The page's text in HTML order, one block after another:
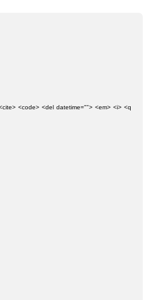
<code> <del datetime=""> <em> <i> <q